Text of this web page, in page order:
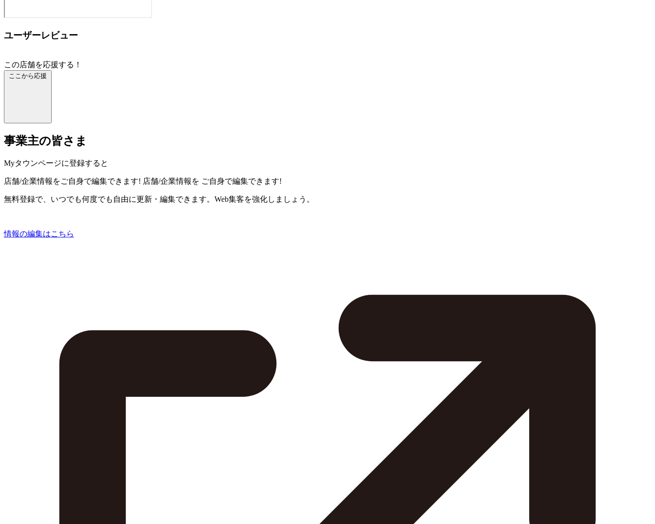
ユーザーレビュー
この店舗を応援する！
ここから応援
事業主の皆さま
Myタウンページに登録すると
店舗/企業情報をご自身で編集できます! 店舗/企業情報を ご自身で編集できます!
無料登録で、いつでも何度でも自由に更新・編集できます。Web集客を強化しましょう。
情報の編集はこちら